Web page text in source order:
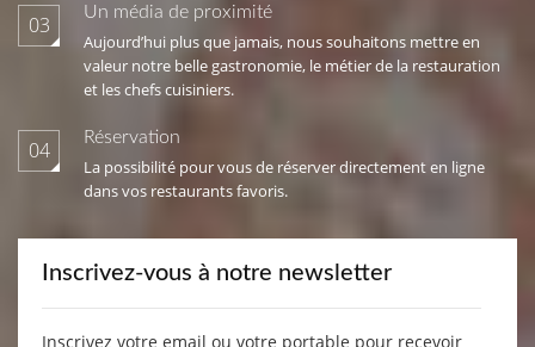
03 Un média de proximité
Aujourd’hui plus que jamais, nous souhaitons mettre en
valeur notre belle gastronomie, le métier de la restauration
et les chefs cuisiniers.
04 Réservation
La possibilité pour vous de réserver directement en ligne
dans vos restaurants favoris.
Inscrivez-vous à notre newsletter
Inscrivez votre email ou votre portable pour recevoir